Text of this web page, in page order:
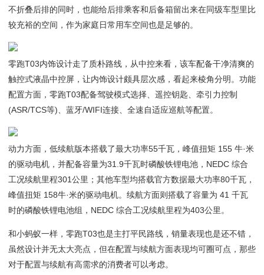
不折叠后排的同时，也能给后排乘客和后备箱留出来在同级车型里比
较充裕的空间，作为家庭日常用车空间也是足够的。
零跑T03内饰设计走了质朴路线，从中控来看，该车配备干净清爽的
触控式液晶中控屏，让内饰设计颇具层次感，看起来棱角分明。功能
配置方面，零跑T03配备驾驶模式选择、遥控钥匙、牵引力控制
(ASR/TCS等)、蓝牙/WIFI连接、全速自适应巡航等配置。
动力方面，低续航版本搭载了最大功率55千瓦，峰值扭矩 155 牛·米
的驱动电机，并配备容量为31.9千瓦时磷酸铁锂电池，NEDC 综合
工况续航里程301公里；其他车型均搭载官方数据最大功率80千瓦，
峰值扭矩 158牛·米的驱动电机。续航方面则搭载了容量为 41 千瓦
时的磷酸铁锂电池组，NEDC 综合工况续航里程为403公里。
和小蚂蚁一样，零跑T03也是主打平民路线，销量表现也是还不错，
虽然设计并无太大亮点，但在配置与续航方面表现均可圈可点，那些
对于配置与续航有高需求的消费者可以考虑。